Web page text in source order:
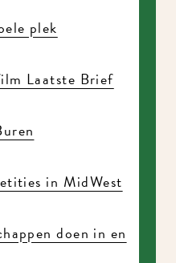
plek
Laatste Brief
in MidWest
doen in en